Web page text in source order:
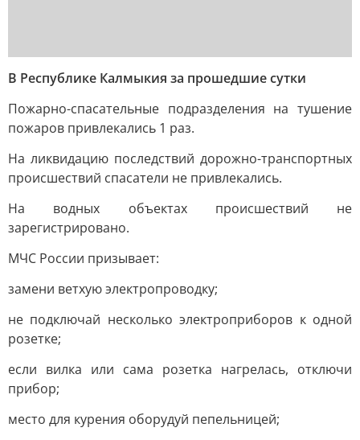
В Республике Калмыкия за прошедшие сутки
Пожарно-спасательные подразделения на тушение
пожаров привлекались 1 раз.
На ликвидацию последствий дорожно-транспортных
происшествий спасатели не привлекались.
На водных объектах происшествий не
зарегистрировано.
МЧС России призывает:
замени ветхую электропроводку;
не подключай несколько электроприборов к одной
розетке;
если вилка или сама розетка нагрелась, отключи
прибор;
место для курения оборудуй пепельницей;